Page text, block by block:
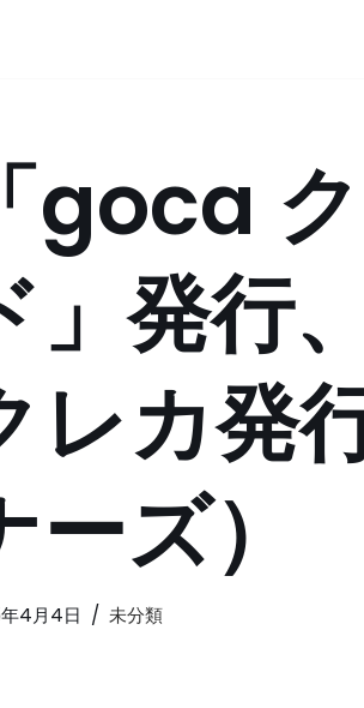
「goca
」発行
レカ発
ーズ）
4月4日 未分類